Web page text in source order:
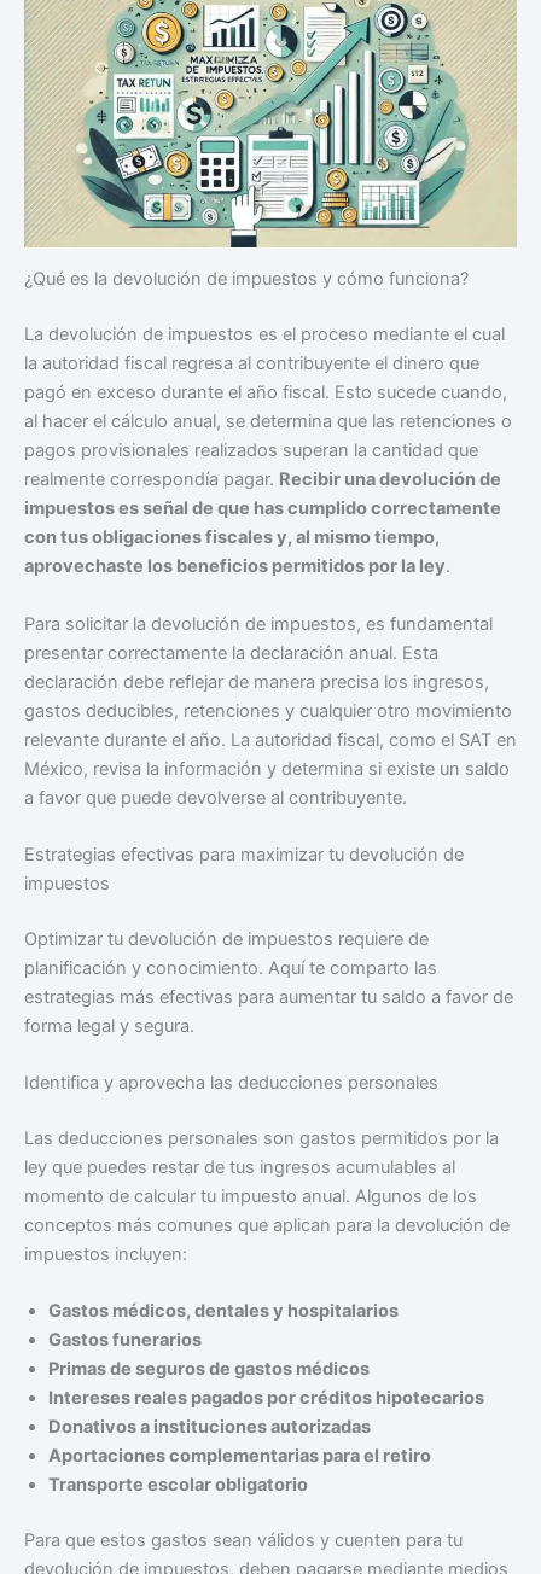
¿Qué es la devolución de impuestos y cómo funciona?
La devolución de impuestos es el proceso mediante el cual
la autoridad fiscal regresa al contribuyente el dinero que
pagó en exceso durante el año fiscal. Esto sucede cuando,
al hacer el cálculo anual, se determina que las retenciones o
pagos provisionales realizados superan la cantidad que
realmente correspondía pagar. Recibir una devolución de
impuestos es señal de que has cumplido correctamente
con tus obligaciones fiscales y, al mismo tiempo,
aprovechaste los beneficios permitidos por la ley.
Para solicitar la devolución de impuestos, es fundamental
presentar correctamente la declaración anual. Esta
declaración debe reflejar de manera precisa los ingresos,
gastos deducibles, retenciones y cualquier otro movimiento
relevante durante el año. La autoridad fiscal, como el SAT en
México, revisa la información y determina si existe un saldo
a favor que puede devolverse al contribuyente.
Estrategias efectivas para maximizar tu devolución de
impuestos
Optimizar tu devolución de impuestos requiere de
planificación y conocimiento. Aquí te comparto las
estrategias más efectivas para aumentar tu saldo a favor de
forma legal y segura.
Identifica y aprovecha las deducciones personales
Las deducciones personales son gastos permitidos por la
ley que puedes restar de tus ingresos acumulables al
momento de calcular tu impuesto anual. Algunos de los
conceptos más comunes que aplican para la devolución de
impuestos incluyen:
Gastos médicos, dentales y hospitalarios
Gastos funerarios
Primas de seguros de gastos médicos
Intereses reales pagados por créditos hipotecarios
Donativos a instituciones autorizadas
Aportaciones complementarias para el retiro
Transporte escolar obligatorio
Para que estos gastos sean válidos y cuenten para tu
devolución de impuestos, deben pagarse mediante medios